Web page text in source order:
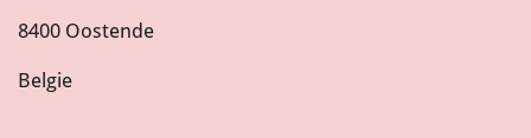
8400 Oostende
Belgie